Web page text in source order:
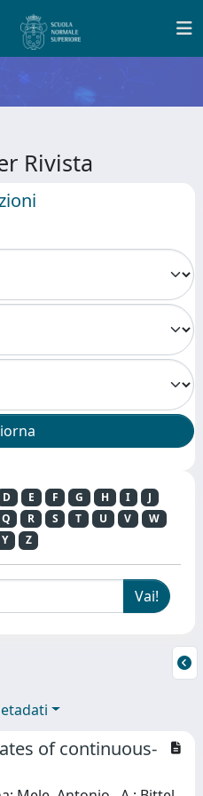
Rivista
D E F G H I
J
Q R S T U V
W
Y Z
of continuous-